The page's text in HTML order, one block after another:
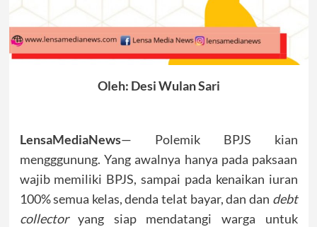
Oleh: Desi Wulan Sari
LensaMediaNews— Polemik BPJS kian
mengggunung. Yang awalnya hanya pada paksaan
wajib memiliki BPJS, sampai pada kenaikan iuran
100% semua kelas, denda telat bayar, dan dan debt
collectoryang siap mendatangi warga untuk